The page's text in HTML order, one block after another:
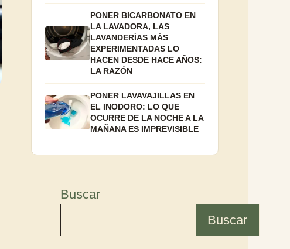
PONER BICARBONATO EN
LA LAVADORA, LAS
LAVANDERÍAS MÁS
EXPERIMENTADAS LO
HACEN DESDE HACE AÑOS:
LA RAZÓN
PONER LAVAVAJILLAS EN
EL INODORO: LO QUE
OCURRE DE LA NOCHE A LA
MAÑANA ES IMPREVISIBLE
Buscar
Buscar